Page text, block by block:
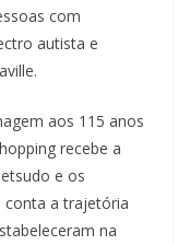
com
autista e
aos 115 anos
recebe a
e os
conta a trajetória
na